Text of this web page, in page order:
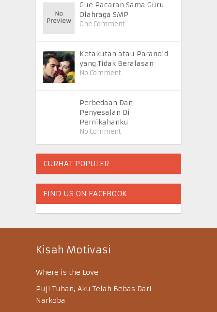
Gue Pacaran Sama Guru
Olahraga SMP
One Comment
Ketakutan atau Paranoid
yang Tidak Beralasan
No Comment
Perbedaan Dan
Penyesalan Di
Pernikahanku
No Comment
CURHAT POPULER
FIND US ON FACEBOOK
Kisah Motivasi
Where is the Love
Puji Tuhan, Aku Telah Bebas Dari
Narkoba